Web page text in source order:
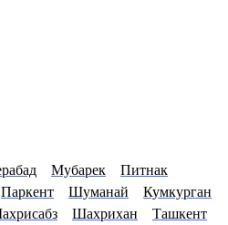
Мубарек
Питнак
Паркент Шуманай
Кумкурган
Шахрихан
Ташкент